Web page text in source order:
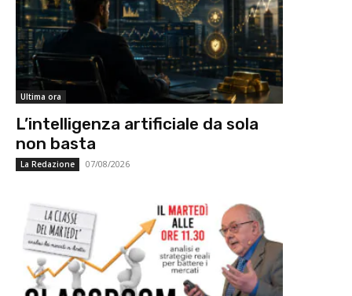
Ultima ora
L’intelligenza artificiale da sola
non basta
La Redazione 07/08/2026